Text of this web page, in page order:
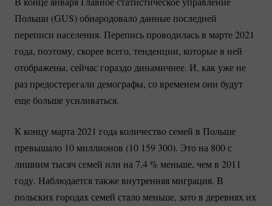
Польши (GUS) обнародовало данные последней
переписи населения. Перепись проводилась в марте 2021
года, поэтому, скорее всего, тенденции, которые в ней
отображены, сейчас гораздо динамичнее. И, как уже не
раз предостерегали демографы, со временем они будут
еще больше усиливаться.
К концу марта 2021 года количество семей в Польше
превышало 10 миллионов (10 159 300). Это на 800 с
лишним тысяч семей или на 7,4 % меньше, чем в 2011
году. Наблюдается также внутренняя миграция. В
польских городах семей стало меньше, зато в деревнях их